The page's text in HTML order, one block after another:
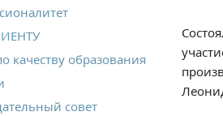
качеству образования
совет